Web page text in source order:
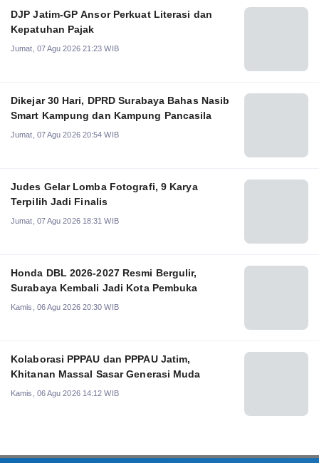
DJP Jatim-GP Ansor Perkuat Literasi dan
Kepatuhan Pajak
Jumat, 07 Agu 2026 21:23 WIB
Dikejar 30 Hari, DPRD Surabaya Bahas Nasib
Smart Kampung dan Kampung Pancasila
Jumat, 07 Agu 2026 20:54 WIB
Judes Gelar Lomba Fotografi, 9 Karya
Terpilih Jadi Finalis
Jumat, 07 Agu 2026 18:31 WIB
Honda DBL 2026-2027 Resmi Bergulir,
Surabaya Kembali Jadi Kota Pembuka
Kamis, 06 Agu 2026 20:30 WIB
Kolaborasi PPPAU dan PPPAU Jatim,
Khitanan Massal Sasar Generasi Muda
Kamis, 06 Agu 2026 14:12 WIB